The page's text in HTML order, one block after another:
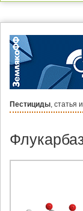
Пестициды, статья